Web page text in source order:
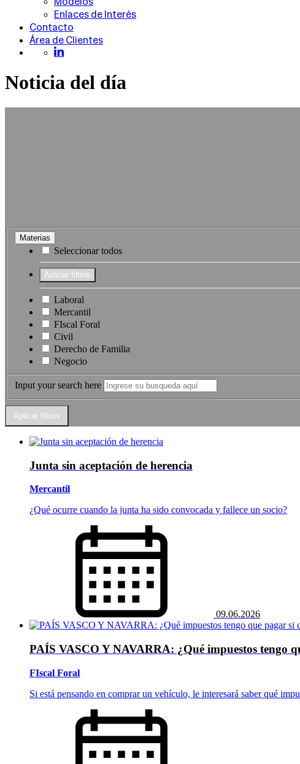
Enlaces de Interés
Contacto
Área de Clientes
Noticia del día
Materias
Seleccionar todos
Laboral
Mercantil
FIscal Foral
Civil
Derecho de Familia
Negocio
Input your search here
Junta sin aceptación de herencia
Mercantil
¿Qué ocurre cuando la junta ha sido convocada y fallece un socio?
09.06.2026
PAÍS VASCO Y NAVARRA: ¿Qué impuestos tengo
FIscal Foral
Si está pensando en comprar un vehículo, le interesará saber qué